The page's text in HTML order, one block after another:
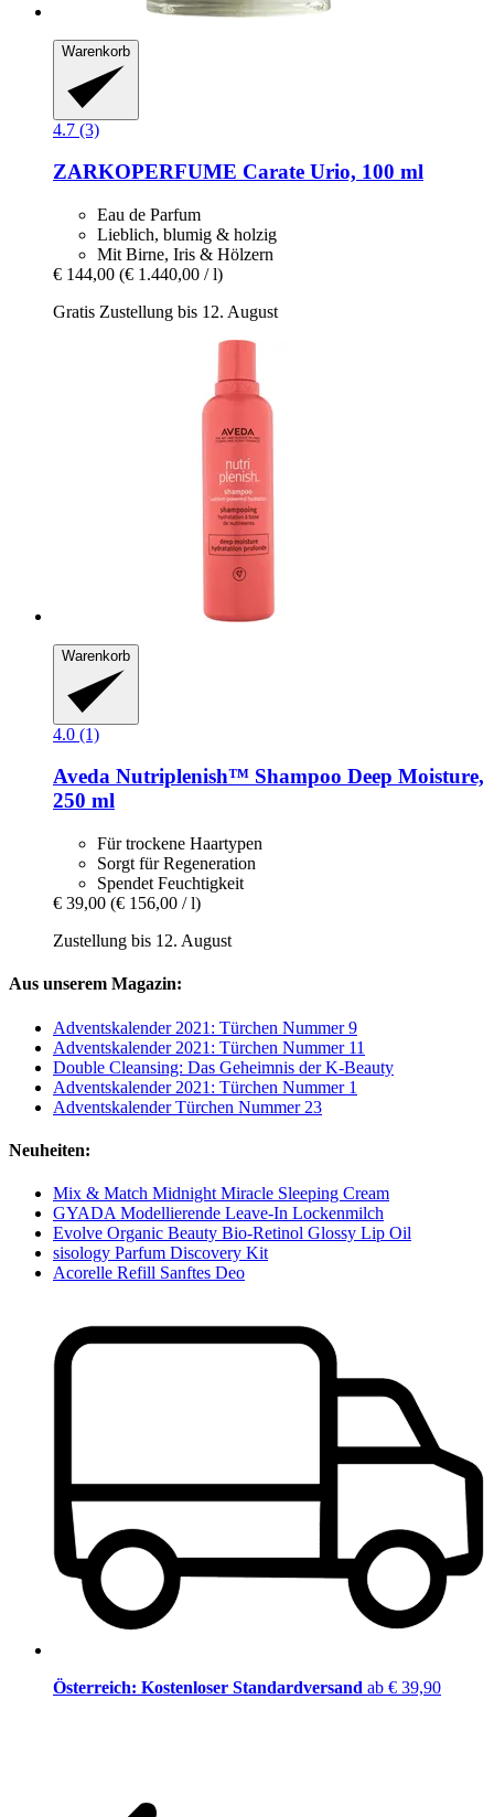
Warenkorb
4.7 (3)
ZARKOPERFUME Carate Urio, 100 ml
Eau de Parfum
Lieblich, blumig & holzig
Mit Birne, Iris & Hölzern
€ 144,00 (€ 1.440,00 / l)
Gratis Zustellung bis 12. August
Warenkorb
4.0 (1)
Aveda Nutriplenish™ Shampoo Deep Moisture,
250 ml
Für trockene Haartypen
Sorgt für Regeneration
Spendet Feuchtigkeit
€ 39,00 (€ 156,00 / l)
Zustellung bis 12. August
Aus unserem Magazin:
Adventskalender 2021: Türchen Nummer 9
Adventskalender 2021: Türchen Nummer 11
Double Cleansing: Das Geheimnis der K-Beauty
Adventskalender 2021: Türchen Nummer 1
Adventskalender Türchen Nummer 23
Neuheiten:
Mix & Match Midnight Miracle Sleeping Cream
GYADA Modellierende Leave-In Lockenmilch
Evolve Organic Beauty Bio-Retinol Glossy Lip Oil
sisology Parfum Discovery Kit
Acorelle Refill Sanftes Deo
Österreich: Kostenloser Standardversand ab € 39,90